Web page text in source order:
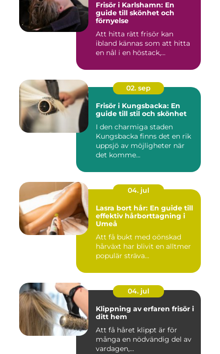
Frisör i Karlshamn: En
guide till skönhet och
förnyelse
Att hitta rätt frisör kan
ibland kännas som att hitta
en nål i en höstack,...
02. sep
Frisör i Kungsbacka: En
guide till stil och skönhet
I den charmiga staden
Kungsbacka finns det en rik
uppsjö av möjligheter när
det komme...
04. jul
Lasra bort hår: En guide till
effektiv hårborttagning i
Umeå
Att få bukt med oönskad
hårväxt har blivit en alltmer
populär sträva...
04. jul
Klippning av erfaren frisör i
ditt hem
Att få håret klippt är för
många en nödvändig del av
vardagen,...